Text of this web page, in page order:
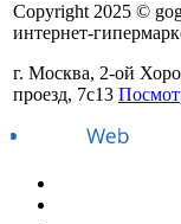
Copyright 2025 ©
интернет-
г. Москва, 2-ой
проезд, 7с13